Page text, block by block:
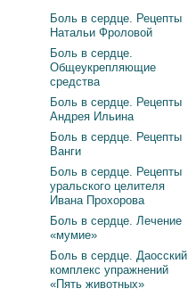
Боль в сердце. Рецепты
Натальи Фроловой
Боль в сердце.
Общеукрепляющие
средства
Боль в сердце. Рецепты
Андрея Ильина
Боль в сердце. Рецепты
Ванги
Боль в сердце. Рецепты
уральского целителя
Ивана Прохорова
Боль в сердце. Лечение
«мумие»
Боль в сердце. Даосский
комплекс упражнений
«Пять животных»